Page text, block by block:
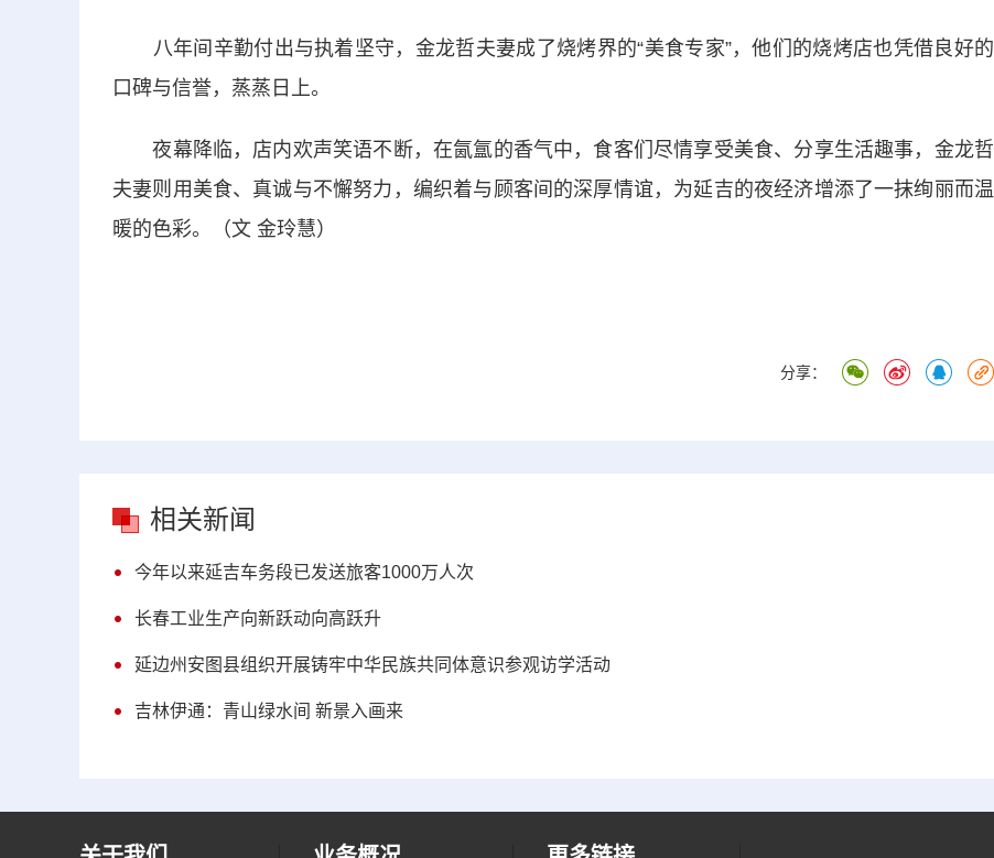
八年间辛勤付出与执着坚守，金龙哲夫妻成了烧烤界的“美食专家”，他们的烧烤店也凭借良好的
口碑与信誉，蒸蒸日上。
夜幕降临，店内欢声笑语不断，在氤氲的香气中，食客们尽情享受美食、分享生活趣事，金龙哲
夫妻则用美食、真诚与不懈努力，编织着与顾客间的深厚情谊，为延吉的夜经济增添了一抹绚丽而温
暖的色彩。（文 金玲慧）
分享：
相关新闻
今年以来延吉车务段已发送旅客1000万人次
长春工业生产向新跃动向高跃升
延边州安图县组织开展铸牢中华民族共同体意识参观访学活动
吉林伊通：青山绿水间 新景入画来